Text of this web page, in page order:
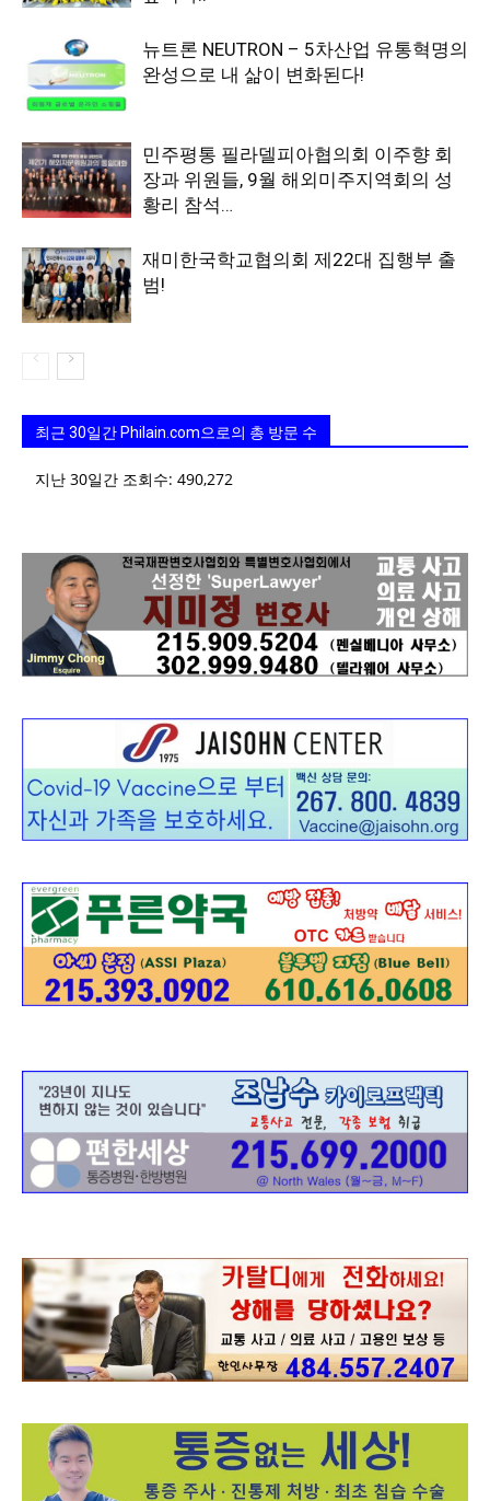
뉴트론 NEUTRON – 5차산업 유통혁명의
완성으로 내 삶이 변화된다!
민주평통 필라델피아협의회 이주향 회
장과 위원들, 9월 해외미주지역회의 성
황리 참석…
재미한국학교협의회 제22대 집행부 출
범!
최근 30일간 Philain.com으로의 총 방문 수
지난 30일간 조회수: 490,272